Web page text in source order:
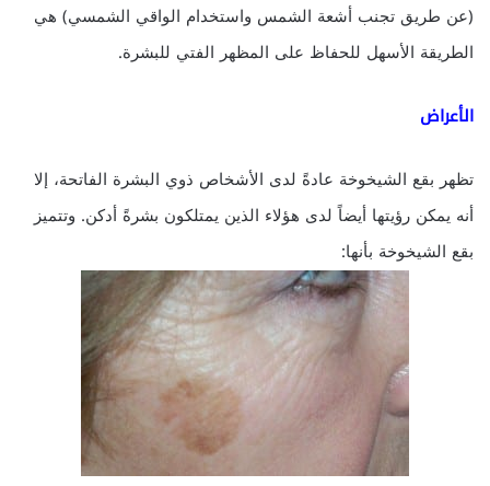
(عن طريق تجنب أشعة الشمس واستخدام الواقي الشمسي) هي
الطريقة الأسهل للحفاظ على المظهر الفتي للبشرة.
الأعراض
تظهر بقع الشيخوخة عادةً لدى الأشخاص ذوي البشرة الفاتحة، إلا
أنه يمكن رؤيتها أيضاً لدى هؤلاء الذين يمتلكون بشرةً أدكن. وتتميز
بقع الشيخوخة بأنها: